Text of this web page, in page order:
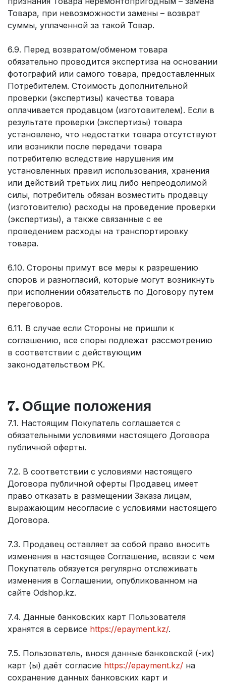
Товара, при невозможности замены – возврат
суммы, уплаченной за такой Товар.
6.9. Перед возвратом/обменом товара
обязательно проводится экспертиза на основании
фотографий или самого товара, предоставленных
Потребителем. Стоимость дополнительной
проверки (экспертизы) качества товара
оплачивается продавцом (изготовителем). Если в
результате проверки (экспертизы) товара
установлено, что недостатки товара отсутствуют
или возникли после передачи товара
потребителю вследствие нарушения им
установленных правил использования, хранения
или действий третьих лиц либо непреодолимой
силы, потребитель обязан возместить продавцу
(изготовителю) расходы на проведение проверки
(экспертизы), а также связанные с ее
проведением расходы на транспортировку
товара.
6.10. Стороны примут все меры к разрешению
споров и разногласий, которые могут возникнуть
при исполнении обязательств по Договору путем
переговоров.
6.11. В случае если Стороны не пришли к
соглашению, все споры подлежат рассмотрению
в соответствии с действующим
законодательством РК.
7. Общие положения
7.1. Настоящим Покупатель соглашается с
обязательными условиями настоящего Договора
публичной оферты.
7.2. В соответствии с условиями настоящего
Договора публичной оферты Продавец имеет
право отказать в размещении Заказа лицам,
выражающим несогласие с условиями настоящего
Договора.
7.3. Продавец оставляет за собой право вносить
изменения в настоящее Соглашение, всвязи с чем
Покупатель обязуется регулярно отслеживать
изменения в Соглашении, опубликованном на
сайте Odshop.kz.
7.4. Данные банковских карт Пользователя
хранятся в сервисе https://epayment.kz/.
7.5. Пользователь, внося данные банковской (-их)
карт (ы) даёт согласие https://epayment.kz/ на
сохранение данных банковских карт и